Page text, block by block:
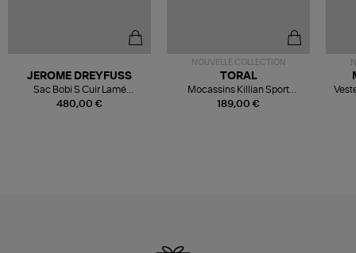
480,00 €
JEROME DREYFUSS
Sac Bobi S Cuir Lamé
Champagne
NOUVELLE COLLECTION
189,00 €
TORAL
Mocassins Killian Sport
Mousse